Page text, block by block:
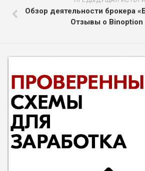
Обзор деятельности брокера
Отзывы о Binoption